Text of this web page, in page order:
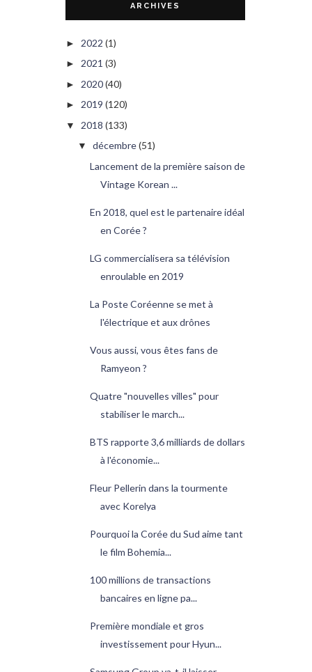
ARCHIVES
► 2022 (1)
► 2021 (3)
► 2020(40)
► 2019 (120)
▼ 2018 (133)
▼ décembre(51)
Lancement de la première saison de
Vintage Korean ...
En 2018, quel est le partenaire idéal
en Corée ?
LG commercialisera sa télévision
enroulable en 2019
La Poste Coréenne se met à
l'électrique et aux drônes
Vous aussi, vous êtes fans de
Ramyeon ?
Quatre "nouvelles villes" pour
stabiliser le march...
BTS rapporte 3,6 milliards de dollars
à l'économie...
Fleur Pellerin dans la tourmente
avec Korelya
Pourquoi la Corée du Sud aime tant
le film Bohemia...
100 millions de transactions
bancaires en ligne pa...
Première mondiale et gros
investissement pour Hyun...